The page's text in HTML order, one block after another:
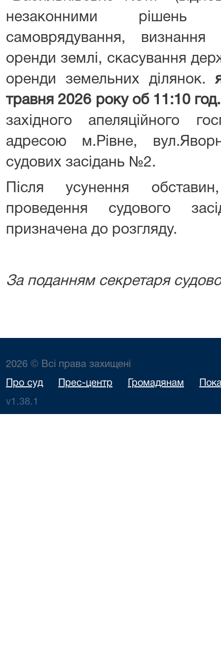
незаконними рішень
самоврядування, визнання
оренди землі, скасування
оренди земельних ділянок.
травня 2026 року об 11:10 год.
західного апеляційного
адресою м.Рівне,
судових засідань №2.
Після усунення
проведення судового
призначена до розгляду.
За поданням секретаря
2026 © Всі права захищені
Про суд Прес-центр Громадянам
v1.38.1